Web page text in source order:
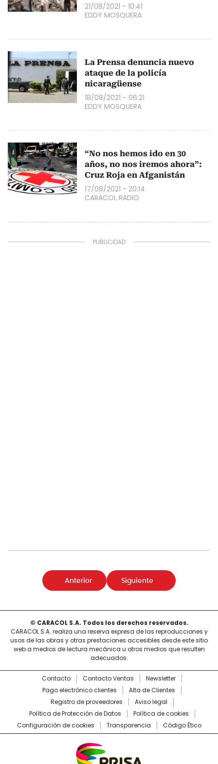
21/08/2021 - 10:41
EDDY MOSQUERA
La Prensa denuncia nuevo
ataque de la policía
nicaragüense
18/08/2021 - 06:21
EDDY MOSQUERA
“No nos hemos ido en 30
años, no nos iremos ahora”:
Cruz Roja en Afganistán
17/08/2021 - 20:14
CARACOL RADIO
Anterior Siguiente
© CARACOL S.A. Todos los derechos reservados.
CARACOL S.A. realiza una reserva expresa de las reproducciones y
usos de las obras y otras prestaciones accesibles desde este sitio
web a medios de lectura mecánica u otros medios que resulten
adecuados.
Contacto Contacto Ventas
Newsletter
Pago electrónico clientes
Alta de Clientes
Registro de proveedores
Aviso legal
Política de Protección de Datos
Política de cookies
Configuración de cookies
Transparencia Código Ético